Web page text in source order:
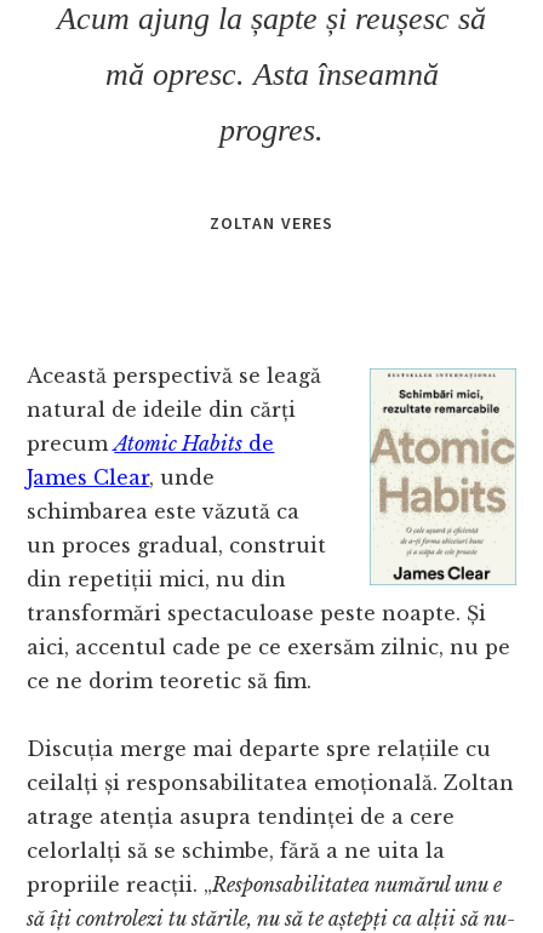
Acum ajung la șapte și reușesc să
mă opresc. Asta înseamnă
progres.
ZOLTAN VERES
Această perspectivă se leagă
natural de ideile din cărți
precumAtomic Habits de
James Clear, unde
schimbarea este văzută ca
un proces gradual, construit
din repetiții mici, nu din
transformări spectaculoase peste noapte. Și
aici, accentul cade pe ce exersăm zilnic, nu pe
ce ne dorim teoretic să fim.
Discuția merge mai departe spre relațiile cu
ceilalți și responsabilitatea emoțională. Zoltan
atrage atenția asupra tendinței de a cere
celorlalți să se schimbe, fără a ne uita la
propriile reacții. „Responsabilitatea numărul unu e
să îți controlezi tu stările, nu să te aștepți ca alții să nu-